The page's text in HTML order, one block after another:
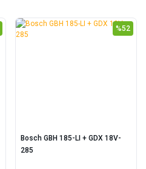
%52
Bosch GBH 185-LI + GDX 18V-
285